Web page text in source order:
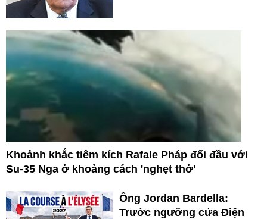
Khoảnh khắc tiêm kích Rafale Pháp đối đầu với
Su-35 Nga ở khoảng cách 'nghẹt thở'
Ông Jordan Bardella:
Trước ngưỡng cửa Điện